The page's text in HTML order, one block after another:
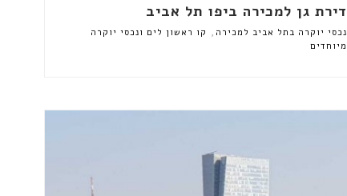
דירת גן למכירה ביפו תל אביב
נכסי יוקרה בתל אביב למכירה , קו ראשון לים ונכסי יוקרה
מיוחדים